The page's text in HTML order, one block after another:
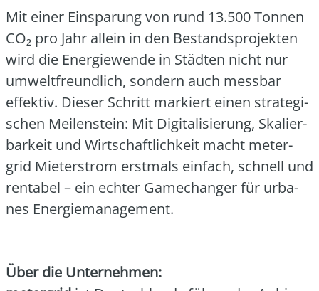
Mit einer Ein­spa­rung von rund 13.500 Ton­nen
CO₂ pro Jahr allein in den Bestands­pro­jek­ten
wird die Ener­gie­wen­de in Städ­ten nicht nur
umwelt­freund­lich, son­dern auch mess­bar
effek­tiv. Die­ser Schritt mar­kiert einen stra­te­gi­
schen Mei­len­stein: Mit Digi­ta­li­sie­rung, Ska­lier­
bar­keit und Wirt­schaft­lich­keit macht meter­
grid Mie­ter­strom erst­mals ein­fach, schnell und
ren­ta­bel – ein ech­ter Game­ch­an­ger für urba­
nes Ener­gie­ma­nage­ment.
Über die Unter­neh­men: